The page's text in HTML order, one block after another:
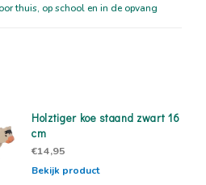
thuis, op school en in de opvang
Holztiger koe staand zwart 16
cm
€14,95
Bekijk product